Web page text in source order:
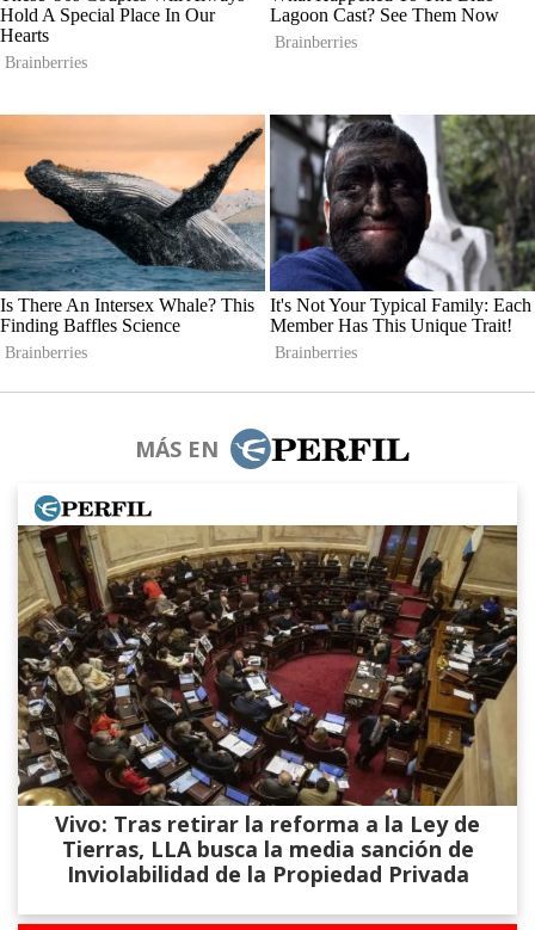
MÁS EN
Vivo: Tras retirar la reforma a la Ley de
Tierras, LLA busca la media sanción de
Inviolabilidad de la Propiedad Privada